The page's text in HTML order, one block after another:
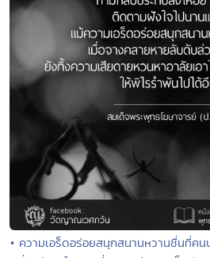
• ความเอร็ดอร่อยสนุกสนานหวานชื่นที่คน